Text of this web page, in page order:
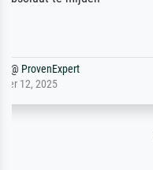
Reinhold,